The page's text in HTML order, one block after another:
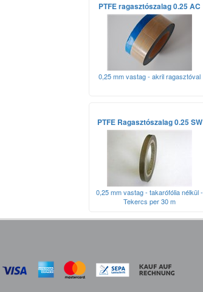
PTFE ragasztószalag 0.25 AC
0,25 mm vastag - akril ragasztóval
PTFE Ragasztószalag 0.25 SW
0,25 mm vastag - takarófólia nélkül -
Tekercs per 30 m